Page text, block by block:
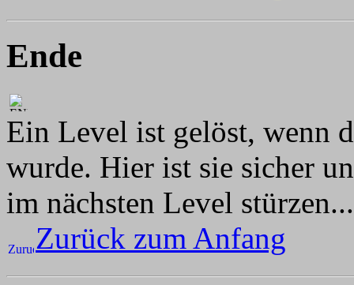
Ende
Ein Level ist gelöst, wenn
wurde. Hier ist sie sicher
im nächsten Level stürzen...
Zurück zum Anfang